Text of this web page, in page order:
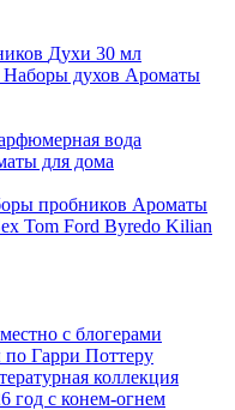
Духи 30 мл
Наборы духов Ароматы
вода
для дома
пробников Ароматы
Tom Ford Byredo Kilian
с блогерами
Гарри Поттеру
коллекция
год с конем-огнем